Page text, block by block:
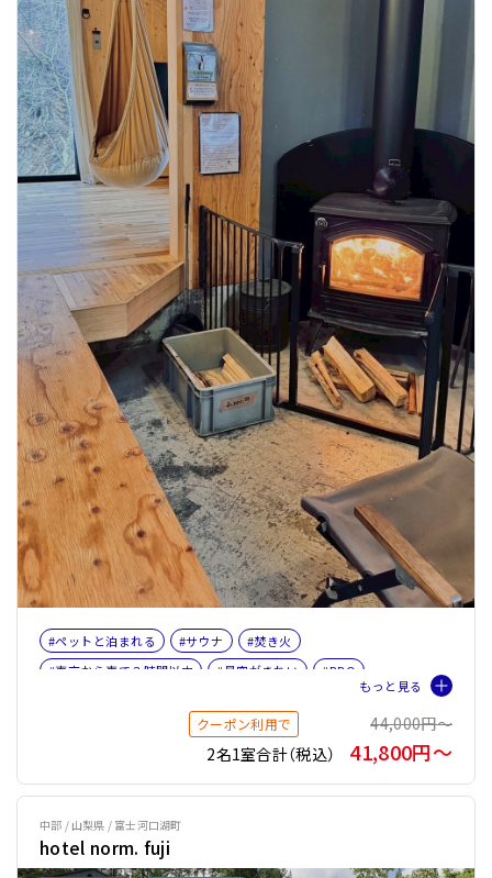
#ペットと泊まれる #サウナ
#焚き火
#東京から車で３時間以内
#星空がきれい
#BBQ
#薪ストーブ
#薪ストーブOR暖炉
#テントサウナ
クーポン利用で
44,000円〜
2名1室合計（税込）
41,800円〜
中部 / 山梨県 / 富士河口湖町
hotel norm. fuji